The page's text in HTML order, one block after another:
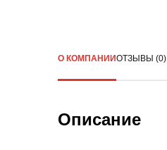
О КОМПАНИИОТЗЫВЫ (0)
Описание